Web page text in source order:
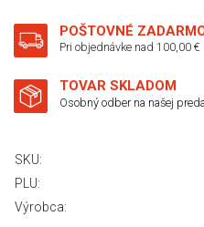
POŠTOVNÉ
Pri objednávke nad 100,00 €
TOVAR SKLADOM
Osobný odber na našej
SKU:
PLU:
Výrobca: